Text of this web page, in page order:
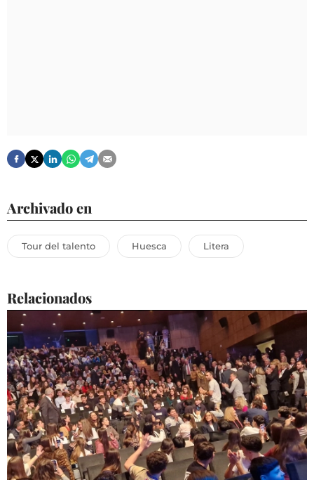
Archivado en
Tour del talento Huesca Litera
Relacionados